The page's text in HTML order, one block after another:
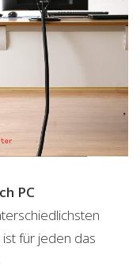
PC
für jeden das